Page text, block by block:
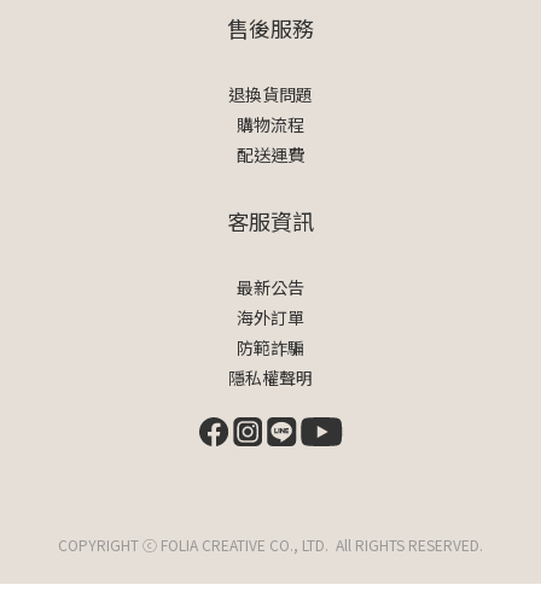
售後服務
退換貨問題
購物流程
配送運費
客服資訊
最新公告
海外訂單
防範詐騙
隱私權聲明
COPYRIGHT ⓒ FOLIA CREATIVE CO., LTD. All RIGHTS RESERVED.